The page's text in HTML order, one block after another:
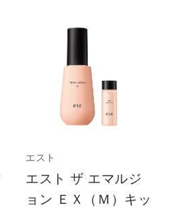
エスト
エスト ザ エマルジ
ョン ＥＸ（Ｍ）キッ